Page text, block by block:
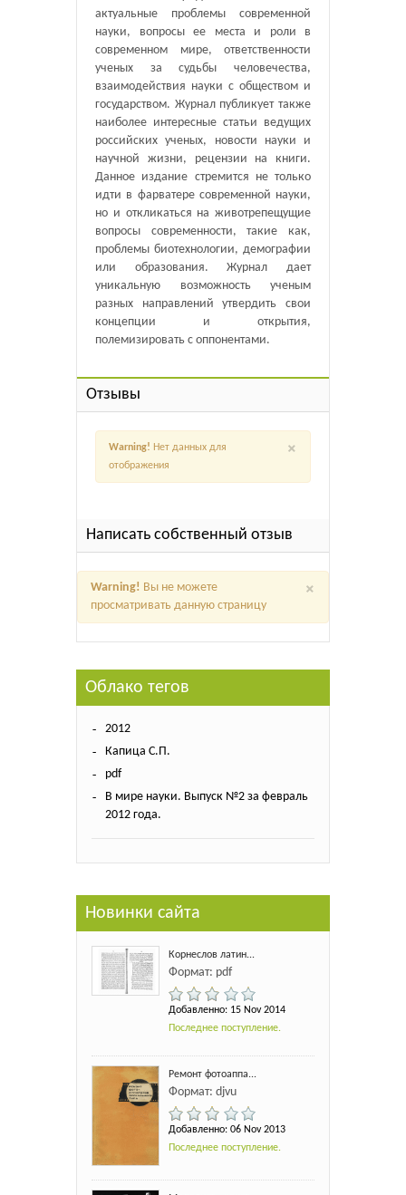
актуальные проблемы современной
науки, вопросы ее места и роли в
современном мире, ответственности
ученых за судьбы человечества,
взаимодействия науки с обществом и
государством. Журнал публикует также
наиболее интересные статьи ведущих
российских ученых, новости науки и
научной жизни, рецензии на книги.
Данное издание стремится не только
идти в фарватере современной науки,
но и откликаться на животрепещущие
вопросы современности, такие как,
проблемы биотехнологии, демографии
или образования. Журнал дает
уникальную возможность ученым
разных направлений утвердить свои
концепции и открытия,
полемизировать с оппонентами.
Отзывы
×
Warning! Нет данных для
отображения
Написать собственный отзыв
×
Warning! Вы не можете
просматривать данную страницу
Облако тегов
2012
Капица С.П.
pdf
В мире науки. Выпуск №2 за февраль
2012 года.
Новинки сайта
Корнеслов латин...
Формат: pdf
Добавленно: 15 Nov 2014
Последнее поступление.
Ремонт фотоаппа...
Формат: djvu
Добавленно: 06 Nov 2013
Последнее поступление.